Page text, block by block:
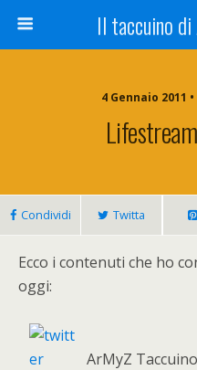
Il taccuino
4 Gennaio 2011
Condividi Twitta
Ecco i contenuti che ho
oggi:
ArMyZ